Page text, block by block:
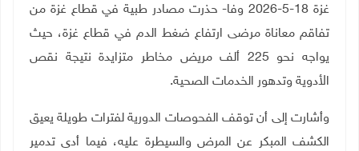
غزة 18-5-2026 وفا
- حذرت مصادر طبية في قطاع غزة من
تفاقم معاناة مرضى ارتفاع ضغط الدم في قطاع غزة، حيث
يواجه نحو 225 ألف مريض مخاطر متزايدة نتيجة نقص
الأدوية وتدهور الخدمات الصحية.
وأشارت إلى أن توقف الفحوصات الدورية لفترات طويلة يعيق
الكشف المبكر عن المرض والسيطرة عليه، فيما أدى تدمير